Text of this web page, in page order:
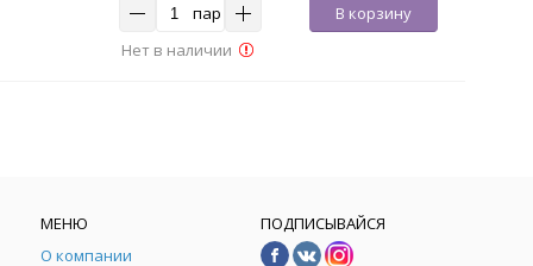
пар
В корзину
Нет в наличии
МЕНЮ
О компании
ПОДПИСЫВАЙСЯ